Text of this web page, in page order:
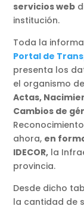
servicios web
institución.
Toda la
Portal de
presenta los
el organismo
Actas,
Cambios de
ahora, en
IDECOR, la
provincia.
Desde dicho
la cantidad de